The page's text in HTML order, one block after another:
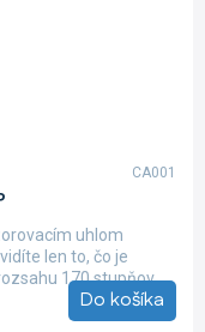
Do košíka
uhlom
len to, čo je
170 stupňov....
CA001